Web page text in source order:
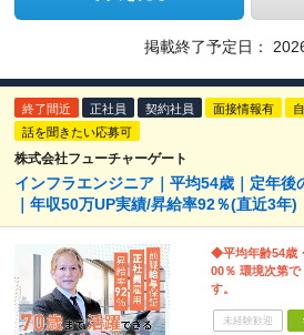
掲載終了予定日：
終了間近 正社員 契約社員 面接情報有
話を聞きたい応募可
株式会社フューチャーゲート
インフラエンジニア｜平均54歳｜定年後
｜年収50万UP実績/昇給率92％(直近3年)
◆平均年齢54歳
00％ 環境次第
す。
未経験歓迎